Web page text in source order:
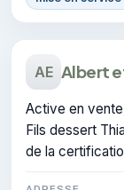
AE Albert
Active en
Fils dessert
de la